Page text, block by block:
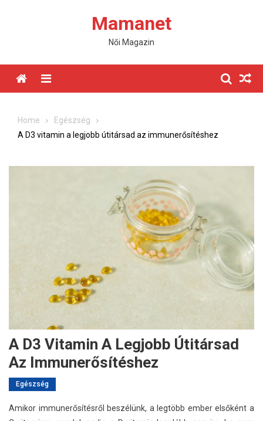
Mamanet
Női Magazin
Menu
Home
Egészség
A D3 vitamin a legjobb útitársad az immunerősítéshez
A D3 Vitamin A Legjobb Útitársad
Az Immunerősítéshez
Egészség
Amikor immunerősítésről beszélünk, a legtöbb ember elsőként a